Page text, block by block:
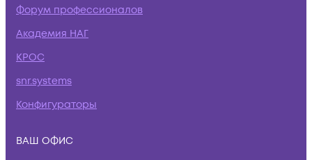
Форум профессионалов
Академия НАГ
КРОС
snr.systems
Конфигураторы
ВАШ ОФИС